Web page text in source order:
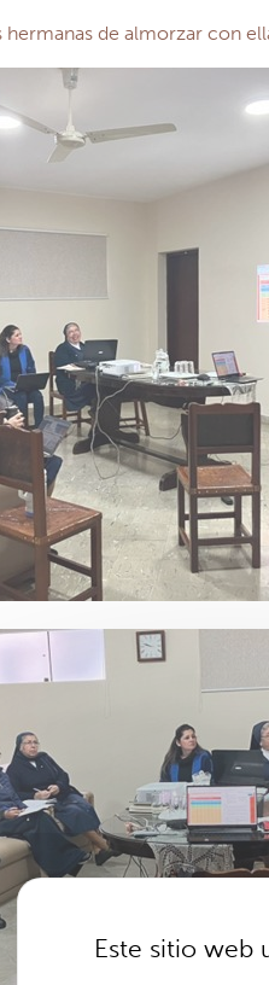
Este sitio web
de almorzar con